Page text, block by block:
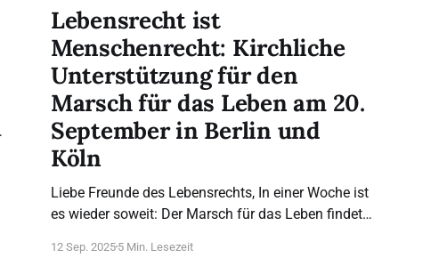
Lebensrecht ist
Menschenrecht: Kirchliche
Unterstützung für den
Marsch für das Leben am 20.
September in Berlin und
Köln
Liebe Freunde des Lebensrechts, In einer Woche ist
es wieder soweit: Der Marsch für das Leben findet
gleichzeitig in Köln statt. Die
12 Sep. 20255 Min. Lesezeit